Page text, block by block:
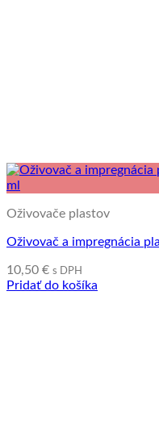
Oživovače plastov
Oživovač a impregnácia
10,50 € s DPH
Pridať do košíka